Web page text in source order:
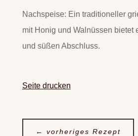
Nachspeise: Ein traditioneller
mit Honig und Walnüssen bietet
und süßen Abschluss.
Seite drucken
← vorheriges Rezept